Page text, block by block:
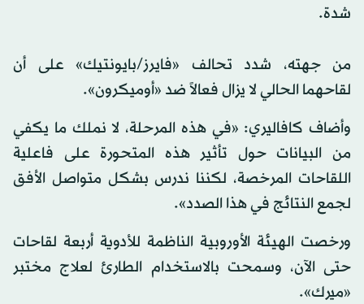
شدة.
من جهته، شدد تحالف «فايرز/بايونتيك» على أن
لقاحهما الحالي لا يزال فعالاً ضد «أوميكرون».
وأضاف كافاليري: «في هذه المرحلة، لا نملك ما يكفي
من البيانات حول تأثير هذه المتحورة على فاعلية
اللقاحات المرخصة، لكننا ندرس بشكل متواصل الأفق
لجمع النتائج في هذا الصدد».
ورخصت الهيئة الأوروبية الناظمة للأدوية أربعة لقاحات
حتى الآن، وسمحت بالاستخدام الطارئ لعلاج مختبر
«ميرك».